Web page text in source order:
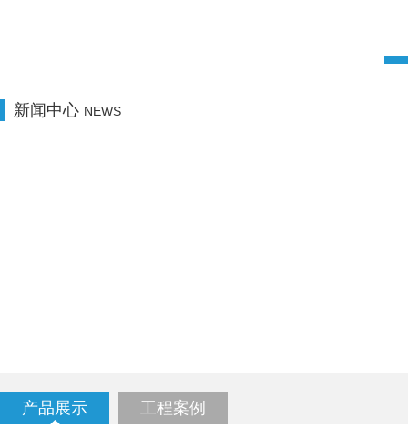
新闻中心 NEWS
产品展示 工程案例